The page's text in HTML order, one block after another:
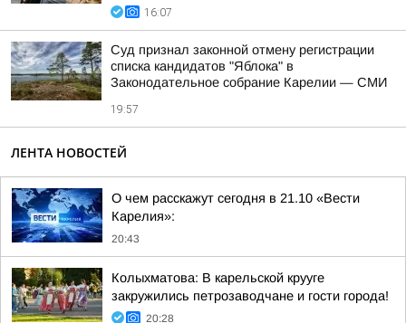
16:07
Суд признал законной отмену регистрации
списка кандидатов "Яблока" в
Законодательное собрание Карелии — СМИ
19:57
ЛЕНТА НОВОСТЕЙ
О чем расскажут сегодня в 21.10 «Вести
Карелия»:
20:43
Колыхматова: В карельской крууге
закружились петрозаводчане и гости города!
20:28